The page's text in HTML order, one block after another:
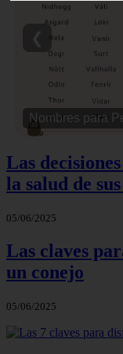
Nombres para
Las
la salud de
05/06/2025
Las claves
un conejo
05/06/2025